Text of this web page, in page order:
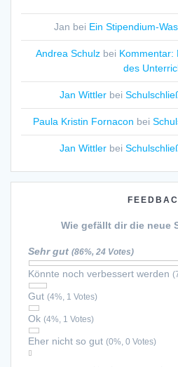
Jan bei Ein Stipendium-
Andrea Schulzbei Kommentar:
des
Jan Wittler bei
Paula Kristin Fornacon bei
Jan Wittler bei
Wie gefällt dir die neue
Sehr gut (86%, 24 Votes)
Könnte noch verbessert werden
Gut (4%, 1 Votes)
Ok (4%, 1 Votes)
Eher nicht so gut (0%, 0 Votes)